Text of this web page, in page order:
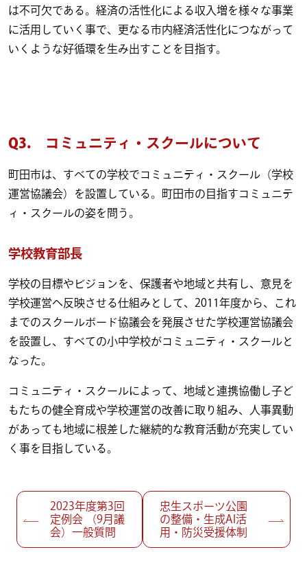
は不可欠である。経済の活性化による収入増を様々な事業
に活用していく事で、更なる市内経済活性化につながって
いくような好循環を生み出すことを目指す。
Q3. コミュニティ・スクールについて
町田市は、すべての学校でコミュニティ・スクール（学校
運営協議会）を設置している。町田市の目指すコミュニテ
ィ・スクールの姿を問う。
学校教育部長
学校の目標やビジョンを、保護者や地域と共有し、意見を
学校運営へ反映させる仕組みとして、2011年度から、これ
までのスクールボード協議会を発展させた学校運営協議会
を設置し、すべての小中学校がコミュニティ・スクールと
なった。
コミュニティ・スクールによって、地域と連携協働し子ど
もたちの健全育成や学校運営の改善に取り組み、人事異動
があっても地域に根差した継続的な教育活動が充実してい
く事を目指している。
投稿ナビゲーション
2023年度第3回
定例会 （9月議
会）一般質問
忠生スポーツ公園
の整備・生成AI活
用・防災受援体制